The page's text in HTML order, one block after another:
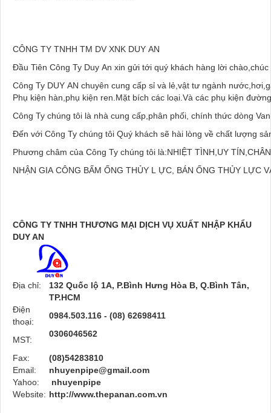
CÔNG TY TNHH TM DV XNK DUY AN
Đầu Tiên Công Ty Duy An xin gửi tới quý khách hàng lời
Công Ty DUY AN chuyên cung cấp sỉ và lẻ,vật tư ngành
Phụ kiện hàn,phụ kiện ren.Mặt bích các loại.Và các phụ kiện
Công Ty chúng tôi là nhà cung cấp,phân phối, chính thức dòng
Đến với Công Ty chúng tôi Quý khách sẽ hài lòng về chất lượng
Phương châm của Công Ty chúng tôi là:NHIỆT TÌNH,UY
NHẬN GIA CÔNG BẤM ỐNG THỦY L ỰC, BÁN ỐNG
CÔNG TY TNHH THƯƠNG MẠI DỊCH VỤ XUẤT NHẬP KHẨU
DUY AN
Địa chỉ:
132 Quốc lộ 1A, P.Bình Hưng Hòa B, Q.Bình Tân,
TP.HCM
Điện
thoại:
MST:
0984.503.116 - (08) 62698411
0306046562
Fax:
(08)54283810
Email:
nhuyenpipe@gmail.com
Yahoo:
nhuyenpipe
Website: http://www.thepanan.com.vn